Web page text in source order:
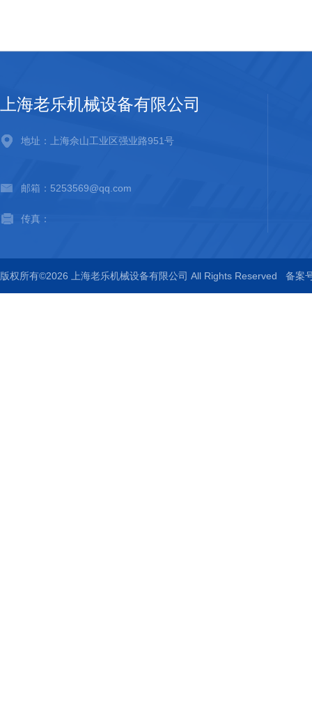
上海老乐机械设备有限公司
地址：上海佘山工业区强业路951号
邮箱：5253569@qq.com
传真：
版权所有©2026 上海老乐机械设备有限公司 All Rights Reserved 备案